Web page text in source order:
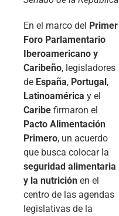
En el marco del Primer
Foro Parlamentario
Iberoamericano y
Caribeño, legisladores
de España, Portugal,
Latinoamérica y el
Caribe firmaron el
Pacto Alimentación
Primero, un acuerdo
que busca colocar la
seguridad alimentaria
y la nutrición en el
centro de las agendas
legislativas de la